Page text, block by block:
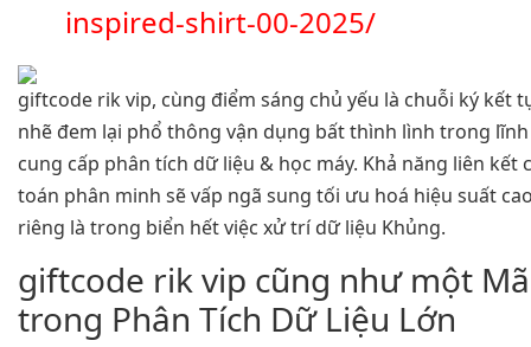
inspired-shirt-00-2025/
giftcode rik vip, cùng điểm sáng chủ yếu là chuỗi ký kết
nhẽ đem lại phổ thông vận dụng bất thình lình trong
cung cấp phân tích dữ liệu & học máy. Khả năng liên kết
toán phân minh sẽ vấp ngã sung tối ưu hoá hiệu suất
riêng là trong biển hết việc xử trí dữ liệu Khủng.
giftcode rik vip cũng như một
trong Phân Tích Dữ Liệu Lớn